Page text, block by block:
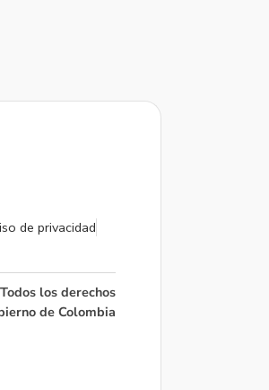
de privacidad
los derechos
de Colombia